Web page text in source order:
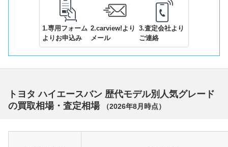
1.専用フォーム
よりお申込み
2.carview!より
メール
3.査定会社より
ご連絡
トヨタ ハイエースバン 歴代モデル別人気グレード
の買取相場・査定相場
（2026年8月 時点）